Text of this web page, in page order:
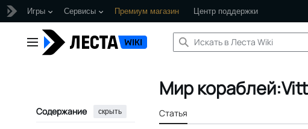
Игры Сервисы Премиум магазин Центр поддержки
содержанию
Главное меню
Содержание скрыть
Мир
Статья